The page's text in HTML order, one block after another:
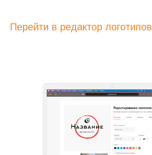
Перейти в редактор логотипов